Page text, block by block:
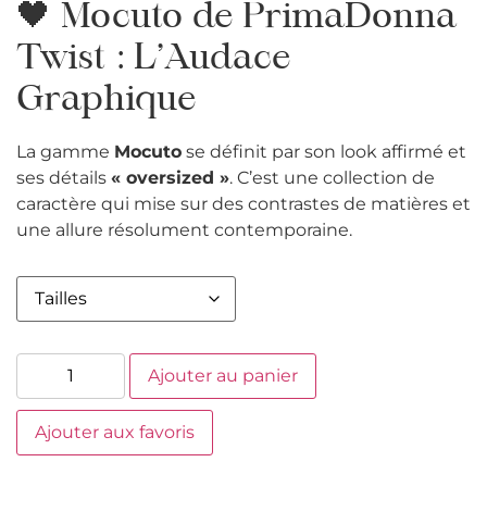
🖤 Mocuto de PrimaDonna
Twist : L’Audace
Graphique
La gamme Mocuto se définit par son look affirmé et
ses détails « oversized ». C’est une collection de
caractère qui mise sur des contrastes de matières et
une allure résolument contemporaine.
Ajouter au panier
Ajouter aux favoris